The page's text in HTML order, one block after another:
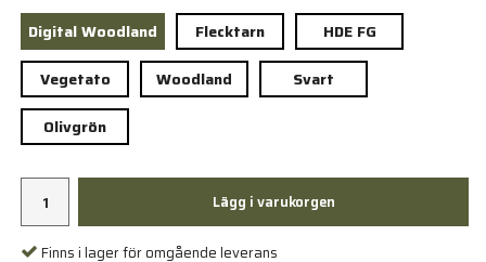
Digital Woodland Flecktarn
HDE FG
Vegetato
Woodland
Svart
Olivgrön
Lägg i varukorgen
Finns i lager för omgående leverans